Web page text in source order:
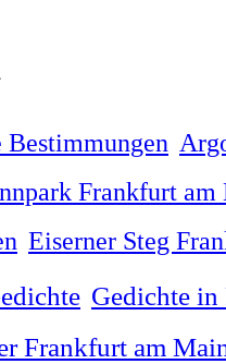
Frankfurt am
Eiserner Steg
Gedichte in
Frankfurt am